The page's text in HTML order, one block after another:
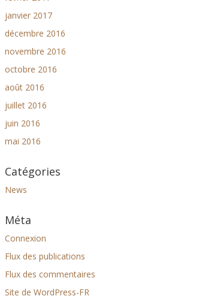
janvier 2017
décembre 2016
novembre 2016
octobre 2016
août 2016
juillet 2016
juin 2016
mai 2016
Catégories
News
Méta
Connexion
Flux des publications
Flux des commentaires
Site de WordPress-FR